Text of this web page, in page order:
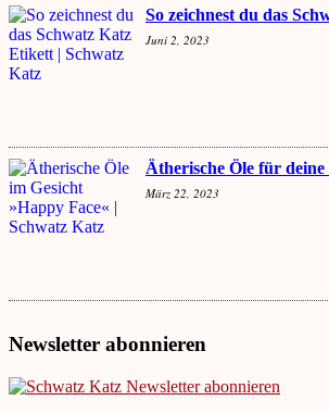
So zeichnest du das
Juni 2, 2023
Ätherische Öle für deine
März 22, 2023
Newsletter abonnieren